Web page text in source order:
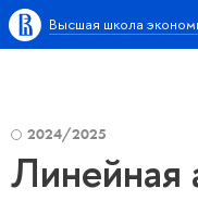
Высшая школа
2024/2025
Линейная